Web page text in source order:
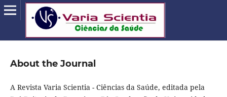
About the Journal
A Revista Varia Scientia - Ciências da Saúde, editada pela